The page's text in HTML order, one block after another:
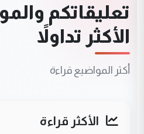
تعليقاتكم
الأكثر تداولاً
أكثر المواضيع قراءة
الأكثر قراءة